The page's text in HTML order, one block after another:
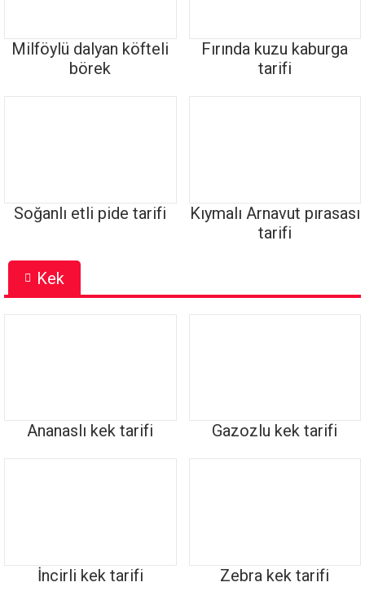
Milföylü dalyan köfteli
börek
Fırında kuzu kaburga
tarifi
Soğanlı etli pide tarifi
Kıymalı Arnavut pırasası
tarifi
Kek
Ananaslı kek tarifi Gazozlu kek tarifi
İncirli kek tarifi Zebra kek tarifi